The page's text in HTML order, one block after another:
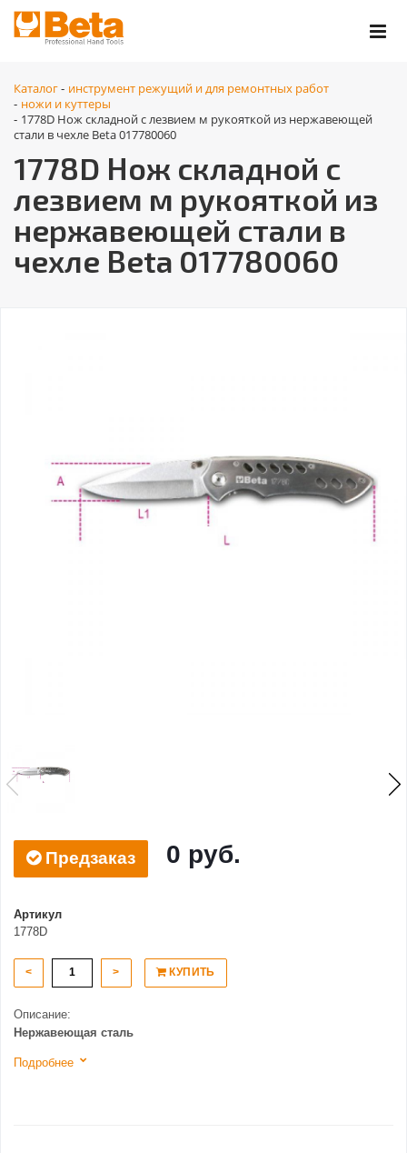
Каталог - инструмент режущий и для ремонтных работ
- ножи и куттеры
- 1778D Нож складной с лезвием м рукояткой из нержавеющей
стали в чехле Beta 017780060
1778D Нож складной с
лезвием м рукояткой из
нержавеющей стали в
чехле Beta 017780060
Предзаказ 0 руб.
Артикул
1778D
< > КУПИТЬ
Описание:
Нержавеющая сталь
Подробнее